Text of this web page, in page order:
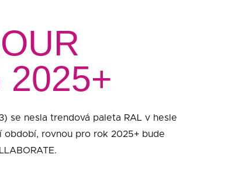
2025+
se nesla trendová paleta RAL v hesle
období, rovnou pro rok 2025+ bude